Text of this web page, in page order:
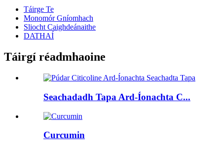
Táirge Te
Monomór Gníomhach
Sliocht Caighdeánaithe
DATHAÍ
Táirgí réadmhaoine
Seachadadh Tapa Ard-Íonachta C...
Curcumin